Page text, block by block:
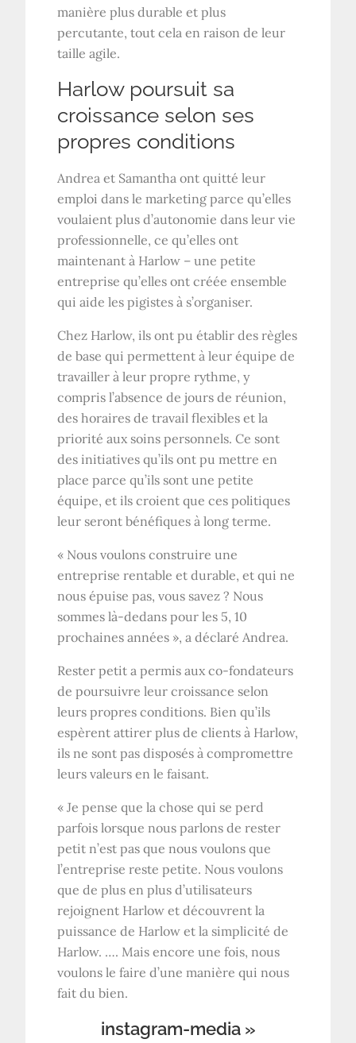
manière plus durable et plus
percutante, tout cela en raison de leur
taille agile.
Harlow poursuit sa
croissance selon ses
propres conditions
Andrea et Samantha ont quitté leur
emploi dans le marketing parce qu’elles
voulaient plus d’autonomie dans leur vie
professionnelle, ce qu’elles ont
maintenant à Harlow – une petite
entreprise qu’elles ont créée ensemble
qui aide les pigistes à s’organiser.
Chez Harlow, ils ont pu établir des règles
de base qui permettent à leur équipe de
travailler à leur propre rythme, y
compris l’absence de jours de réunion,
des horaires de travail flexibles et la
priorité aux soins personnels. Ce sont
des initiatives qu’ils ont pu mettre en
place parce qu’ils sont une petite
équipe, et ils croient que ces politiques
leur seront bénéfiques à long terme.
« Nous voulons construire une
entreprise rentable et durable, et qui ne
nous épuise pas, vous savez ? Nous
sommes là-dedans pour les 5, 10
prochaines années », a déclaré Andrea.
Rester petit a permis aux co-fondateurs
de poursuivre leur croissance selon
leurs propres conditions. Bien qu’ils
espèrent attirer plus de clients à Harlow,
ils ne sont pas disposés à compromettre
leurs valeurs en le faisant.
« Je pense que la chose qui se perd
parfois lorsque nous parlons de rester
petit n’est pas que nous voulons que
l’entreprise reste petite. Nous voulons
que de plus en plus d’utilisateurs
rejoignent Harlow et découvrent la
puissance de Harlow et la simplicité de
Harlow. …. Mais encore une fois, nous
voulons le faire d’une manière qui nous
fait du bien.
instagram-media »